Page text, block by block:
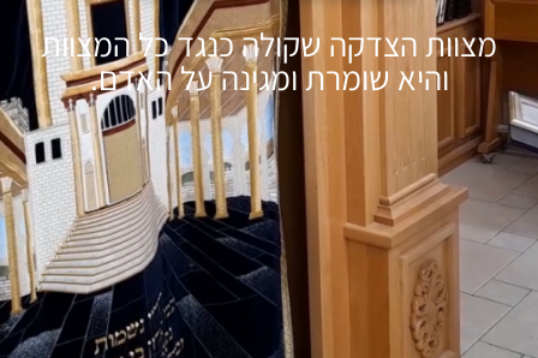
מצוות הצדקה שקולה כנגד כל המצוות
והיא שומרת ומגינה על האדם.